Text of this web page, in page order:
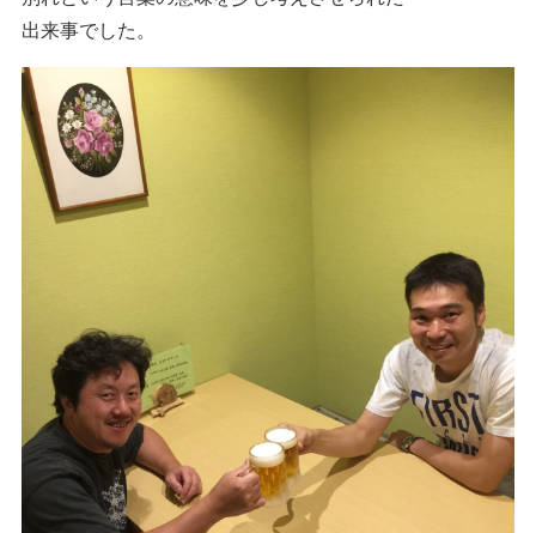
出来事でした。